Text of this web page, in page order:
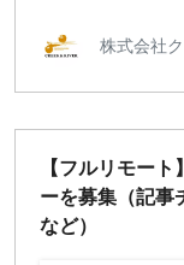
株式会社
【フルリモー
ーを募集（記事
など）